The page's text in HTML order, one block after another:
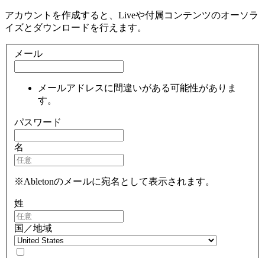
アカウントを作成すると、Liveや付属コンテンツのオーソラ
イズとダウンロードを行えます。
メール
メールアドレスに間違いがある可能性がありま
す。
パスワード
名
※Abletonのメールに宛名として表示されます。
姓
国／地域